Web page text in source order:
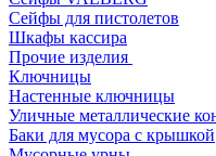
Сейфы для пистолетов
Шкафы кассира
Прочие изделия
Ключницы
Настенные ключницы
Уличные металлические
Баки для мусора с крышкой